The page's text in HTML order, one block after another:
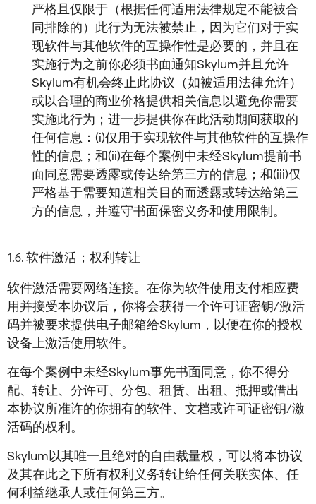
严格且仅限于（根据任何适用法律规定不能被合
同排除的）此行为无法被禁止，因为它们对于实
现软件与其他软件的互操作性是必要的，并且在
实施行为之前你必须书面通知Skylum并且允许
Skylum有机会终止此协议（如被适用法律允许）
或以合理的商业价格提供相关信息以避免你需要
实施此行为；进一步提供你在此活动期间获取的
任何信息：(i)仅用于实现软件与其他软件的互操作
性的信息；和(ii)在每个案例中未经Skylum提前书
面同意需要透露或传达给第三方的信息；和(iii)仅
严格基于需要知道相关目的而透露或转达给第三
方的信息，并遵守书面保密义务和使用限制。
软件激活；权利转让
软件激活需要网络连接。在你为软件使用支付相应费
用并接受本协议后，你将会获得一个许可证密钥/激活
码并被要求提供电子邮箱给Skylum，以便在你的授权
设备上激活使用软件。
在每个案例中未经Skylum事先书面同意，你不得分
配、转让、分许可、分包、租赁、出租、抵押或借出
本协议所准许的你拥有的软件、文档或许可证密钥/激
活码的权利。
Skylum以其唯一且绝对的自由裁量权，可以将本协议
及其在此之下所有权利义务转让给任何关联实体、任
何利益继承人或任何第三方。